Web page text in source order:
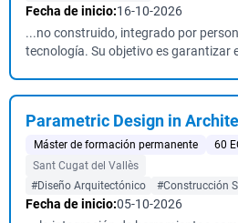
Fecha de inicio:16-10-2026
...no construido, integrado por
tecnología. Su objetivo es garantizar
Parametric Design in
Máster de formación permanente 60
Sant Cugat del Vallès
#Diseño Arquitectónico
#Construcción
Fecha de inicio:05-10-2026